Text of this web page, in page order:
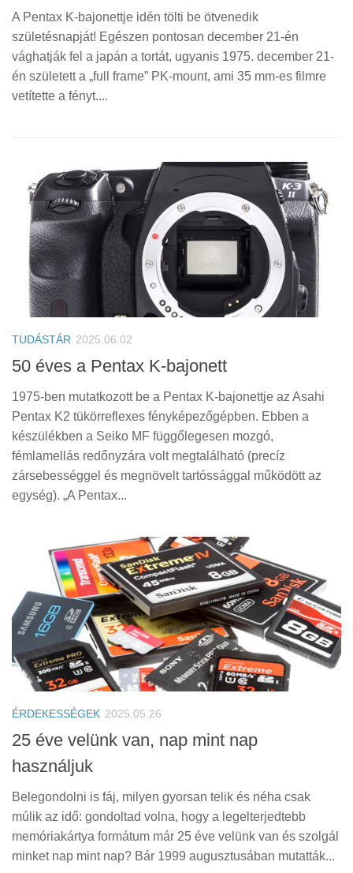
A Pentax K-bajonettje idén tölti be ötvenedik
születésnapját! Egészen pontosan december 21-én
vághatják fel a japán a tortát, ugyanis 1975. december 21-
én született a „full frame” PK-mount, ami 35 mm-es filmre
vetítette a fényt....
TUDÁSTÁR 2025.06.02
50 éves a Pentax K-bajonett
1975-ben mutatkozott be a Pentax K-bajonettje az Asahi
Pentax K2 tükörreflexes fényképezőgépben. Ebben a
készülékben a Seiko MF függőlegesen mozgó,
fémlamellás redőnyzára volt megtalálható (precíz
zársebességgel és megnövelt tartóssággal működött az
egység). „A Pentax...
ÉRDEKESSÉGEK 2025.05.26
25 éve velünk van, nap mint nap
használjuk
Belegondolni is fáj, milyen gyorsan telik és néha csak
múlik az idő: gondoltad volna, hogy a legelterjedtebb
memóriakártya formátum már 25 éve velünk van és szolgál
minket nap mint nap? Bár 1999 augusztusában mutatták...